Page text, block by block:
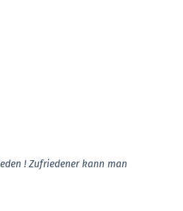
! Zufriedener kann man